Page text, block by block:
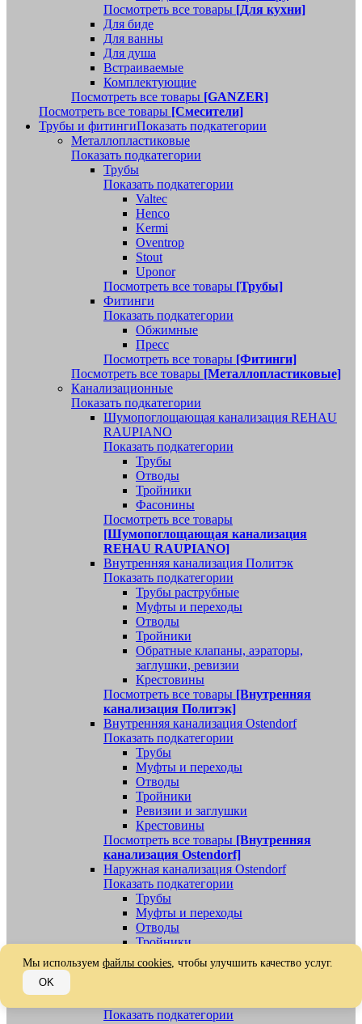
Посмотреть все товары [Для кухни]
Для биде
Для ванны
Для душа
Встраиваемые
Комплектующие
Посмотреть все товары [GANZER]
Посмотреть все товары [Смесители]
Трубы и фитингиПоказать подкатегории
Металлопластиковые
Показать подкатегории
Трубы
Показать подкатегории
Valtec
Henco
Kermi
Oventrop
Stout
Uponor
Посмотреть все товары [Трубы]
Фитинги
Показать подкатегории
Обжимные
Пресс
Посмотреть все товары [Фитинги]
Посмотреть все товары [Металлопластиковые]
Канализационные
Показать подкатегории
Шумопоглощающая канализация REHAU
RAUPIANO
Показать подкатегории
Трубы
Отводы
Тройники
Фасонины
Посмотреть все товары
[Шумопоглощающая канализация
REHAU RAUPIANO]
Внутренняя канализация Политэк
Показать подкатегории
Трубы раструбные
Муфты и переходы
Отводы
Тройники
Обратные клапаны, аэраторы,
заглушки, ревизии
Крестовины
Посмотреть все товары [Внутренняя
канализация Политэк]
Внутренняя канализация Ostendorf
Показать подкатегории
Трубы
Муфты и переходы
Отводы
Тройники
Ревизии и заглушки
Крестовины
Посмотреть все товары [Внутренняя
канализация Ostendorf]
Наружная канализация Ostendorf
Показать подкатегории
Трубы
Муфты и переходы
Отводы
Тройники
Ревизии, заглушки, обратные клапаны
Посмотреть все товары[Наружная
Показать подкатегории
Мы используем файлы cookies, чтобы улучшить качество услуг.
OK